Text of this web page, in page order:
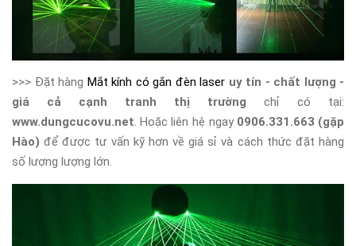
>>> Đặt hàng Mắt kính có gắn đèn laser uy tín - chất lượng -
giá cả cạnh tranh thị trường chỉ có tại:
www.dungcucovu.net. Hoặc liên hệ ngay0906.331.663 (gặp
Hào)để được tư vấn kỹ hơn về giá sỉ và cách thức đặt hàng
số lượng lượng lớn.